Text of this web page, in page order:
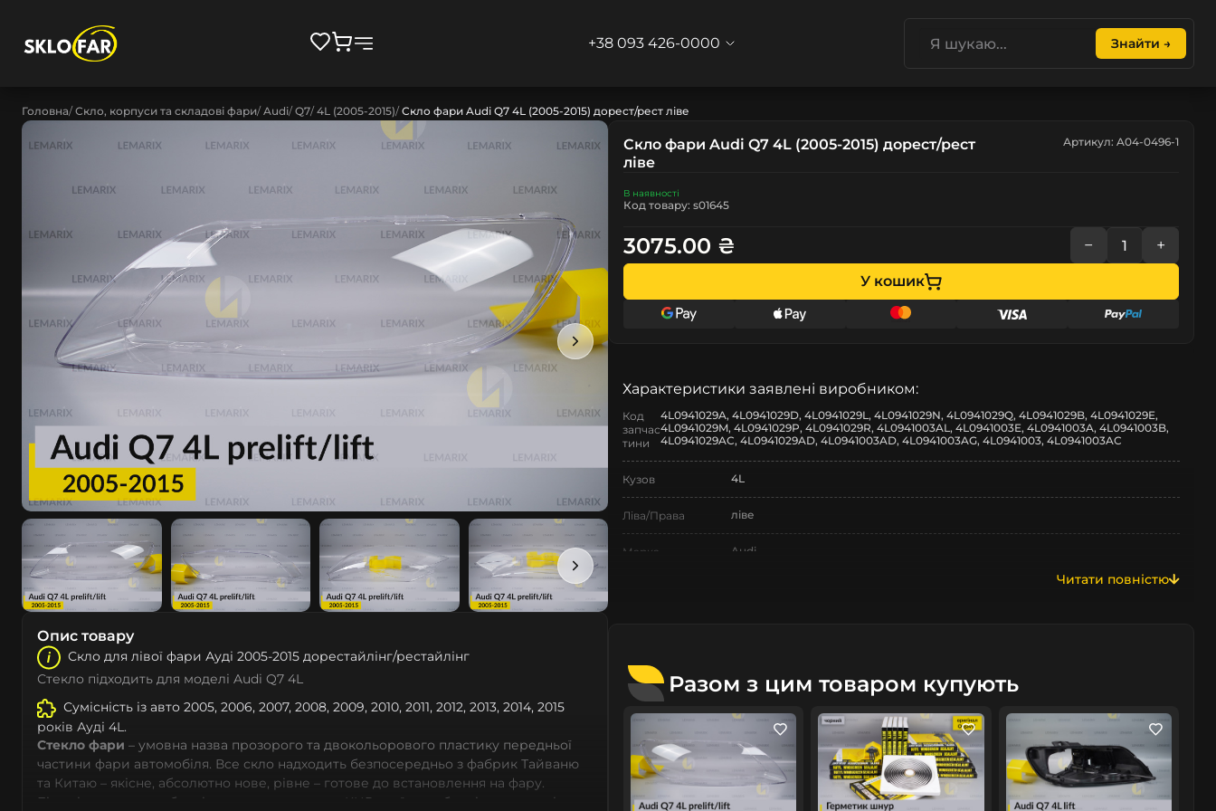
+38 093 426-0000 Знайти →
Головна Скло, корпуси та складові фари Audi Q7 4L (2005-2015) Скло фари Audi Q7 4L (2005-2015) дорест/рест ліве
Опис товару
Скло для лівої фари Ауді 2005-2015 дорестайлінг/рестайлінг
Стекло підходить для моделі Audi Q7 4L
Сумісність із авто 2005, 2006, 2007, 2008, 2009, 2010, 2011, 2012, 2013, 2014, 2015
років Ауді 4L.
Стекло фари – умовна назва прозорого та двокольорового пластику передньої
частини фари автомобіля. Все скло надходить безпосередньо з фабрик Тайваню
та Китаю – якісне, абсолютно нове, рівне – готове до встановлення на фару.
Більшість автовиробників уже перенесли до КНР свої виробничі потужності,
Скло фари Audi Q7 4L (2005-2015) дорест/рест
ліве
Артикул: A04-0496-1
В наявності
Код товару: s01645
3075.00 ₴ − +
У кошик
Характеристики заявлені виробником:
Код
запчас
тини
4L0941029A, 4L0941029D, 4L0941029L, 4L0941029N, 4L0941029Q, 4L0941029B, 4L0941029E,
4L0941029M, 4L0941029P, 4L0941029R, 4L0941003AL, 4L0941003E, 4L0941003A, 4L0941003B,
4L0941029AC, 4L0941029AD, 4L0941003AD, 4L0941003AG, 4L0941003, 4L0941003AC
Кузов 4L
Ліва/Права ліве
Марка Audi
Покоління I покоління
2005-2015
Рестайлінг/
Дорестайлінг
дорестайлінг/рестайлінг
Читати повністю
Разом з цим товаром купують